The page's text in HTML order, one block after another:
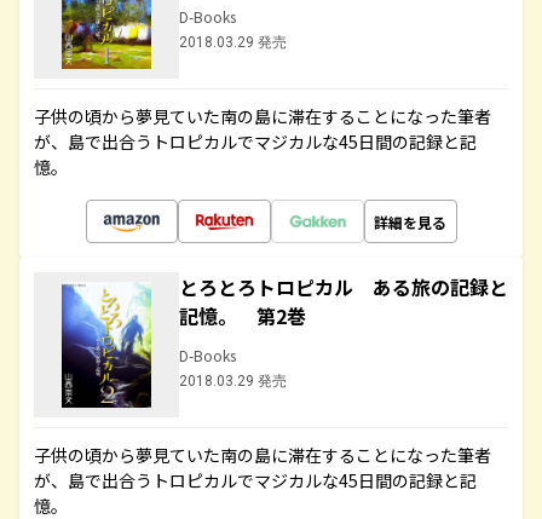
D-Books
2018.03.29 発売
子供の頃から夢見ていた南の島に滞在することになった筆者
が、島で出合うトロピカルでマジカルな45日間の記録と記
憶。
詳細を見る
とろとろトロピカル ある旅の記録と
記憶。 第2巻
D-Books
2018.03.29 発売
子供の頃から夢見ていた南の島に滞在することになった筆者
が、島で出合うトロピカルでマジカルな45日間の記録と記
憶。